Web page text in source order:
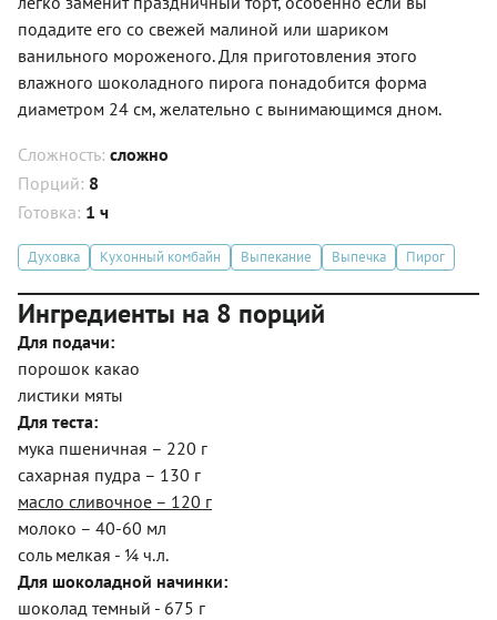
подадите его со свежей малиной или шариком
ванильного мороженого. Для приготовления этого
влажного шоколадного пирога понадобится форма
диаметром 24 см, желательно с вынимающимся дном.
Сложность: сложно
Порций: 8
Готовка: 1 ч
Духовка Кухонный комбайн Выпекание Выпечка Пирог
Ингредиенты на 8 порций
Для подачи:
порошок какао
листики мяты
Для теста:
мука пшеничная – 220 г
сахарная пудра – 130 г
масло сливочное – 120 г
молоко – 40-60 мл
соль мелкая - ¼ ч.л.
Для шоколадной начинки:
шоколад темный - 675 г